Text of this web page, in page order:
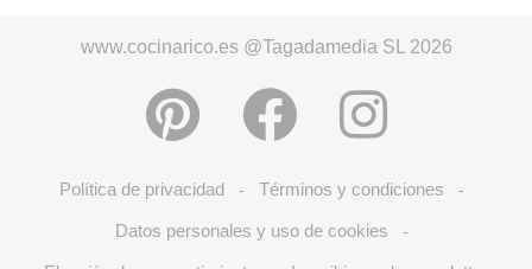
www.cocinarico.es @Tagadamedia SL 2026
Política de privacidad - Términos y condiciones -
Datos personales y uso de cookies -